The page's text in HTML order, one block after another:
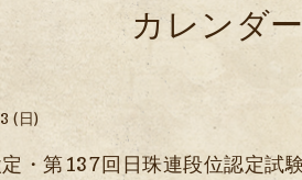
カレンダ
(日)
・第137回日珠連段位認定試